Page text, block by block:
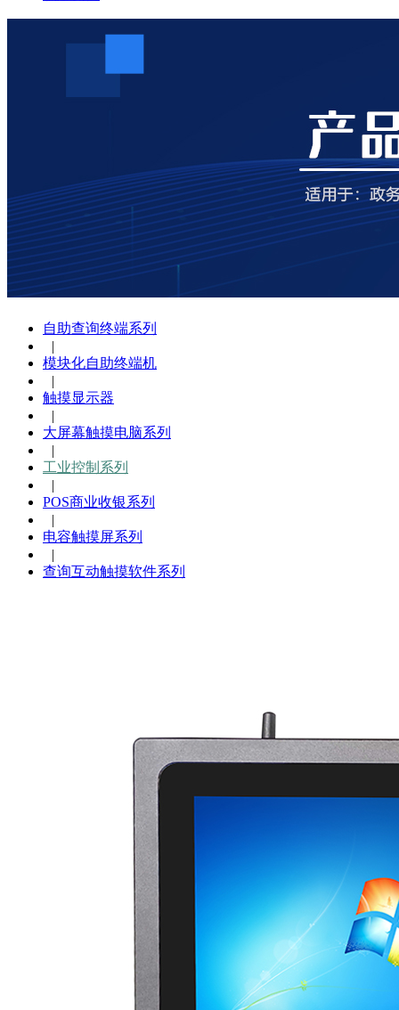
自助查询终端系列
|
模块化自助终端机
|
触摸显示器
|
大屏幕触摸电脑系列
|
工业控制系列
|
POS商业收银系列
|
电容触摸屏系列
|
查询互动触摸软件系列